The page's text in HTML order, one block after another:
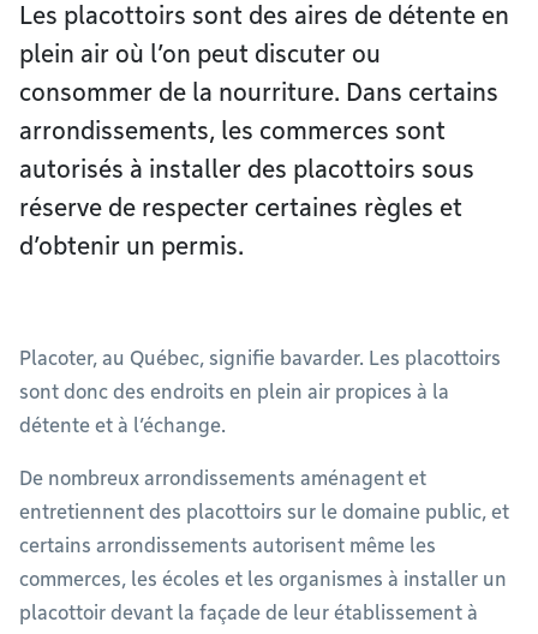
Les placottoirs sont des aires de détente en
plein air où l’on peut discuter ou
consommer de la nourriture. Dans certains
arrondissements, les commerces sont
autorisés à installer des placottoirs sous
réserve de respecter certaines règles et
d’obtenir un permis.
Placoter, au Québec, signifie bavarder. Les placottoirs
sont donc des endroits en plein air propices à la
détente et à l’échange.
De nombreux arrondissements aménagent et
entretiennent des placottoirs sur le domaine public, et
certains arrondissements autorisent même les
commerces, les écoles et les organismes à installer un
placottoir devant la façade de leur établissement à